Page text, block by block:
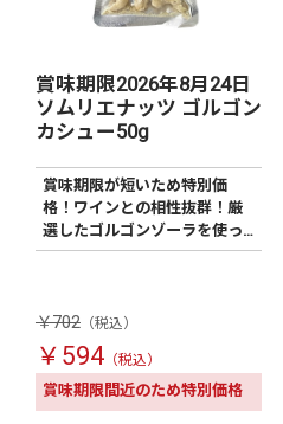
賞味期限2026年8月24日
ソムリエナッツ ゴルゴン
カシュー50g
賞味期限が短いため特別価
格！ワインとの相性抜群！厳
選したゴルゴンゾーラを使っ
たワインのためのおつまみナ
￥702
￥594
賞味期限間近のため特別価格